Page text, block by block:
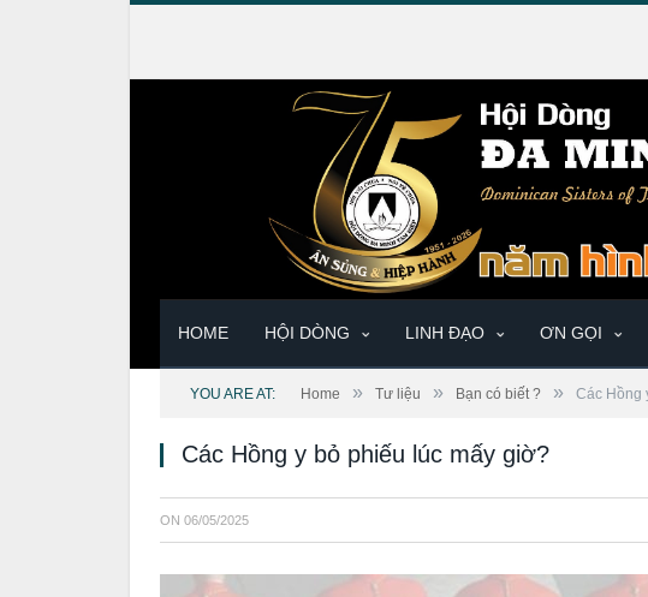
HOME HỘI DÒNG LINH ĐẠO ƠN GỌI
YOU ARE AT: Home » Tư liệu » Bạn có biết ? » Các Hồng
Các Hồng y bỏ phiếu lúc mấy giờ?
ON 06/05/2025